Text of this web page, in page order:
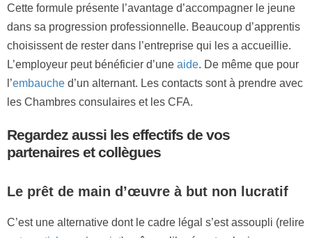
Cette formule présente l’avantage d’accompagner le jeune
dans sa progression professionnelle. Beaucoup d’apprentis
choisissent de rester dans l’entreprise qui les a accueillie.
L’employeur peut bénéficier d’une aide. De même que pour
l’embauche d’un alternant. Les contacts sont à prendre avec
les Chambres consulaires et les CFA.
Regardez aussi les effectifs de vos
partenaires et collègues
Le prêt de main d’œuvre à but non lucratif
C’est une alternative dont le cadre légal s’est assoupli (relire